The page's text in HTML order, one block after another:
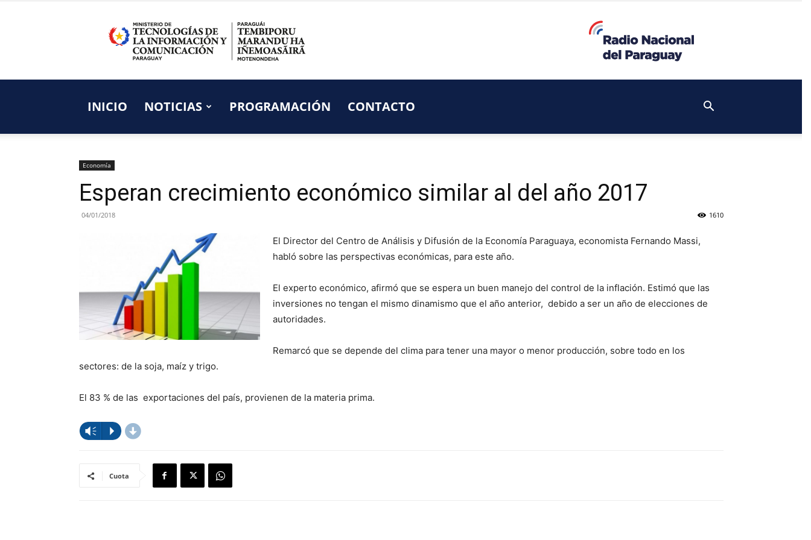
RADIO
NACIONAL
INICIO NOTICIAS PROGRAMACIÓN CONTACTO
Economía
Esperan crecimiento económico similar al del año 2017
04/01/2018 1610
El Director del Centro de Análisis y Difusión de la Economía Paraguaya, economista Fernando Massi,
habló sobre las perspectivas económicas, para este año.
El experto económico, afirmó que se espera un buen manejo del control de la inflación. Estimó que las
inversiones no tengan el mismo dinamismo que el año anterior, debido a ser un año de elecciones de
autoridades.
Remarcó que se depende del clima para tener una mayor o menor producción, sobre todo en los
sectores: de la soja, maíz y trigo.
El 83 % de las exportaciones del país, provienen de la materia prima.
Reproductor
de
Vm P d
Cuota